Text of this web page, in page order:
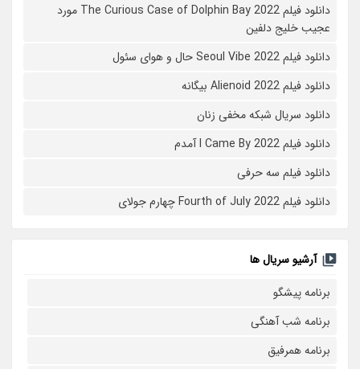
دانلود فیلم The Curious Case of Dolphin Bay 2022 مورد
عجیب خلیج دلفین
دانلود فیلم Seoul Vibe 2022 حال و هوای سئول
دانلود فیلم Alienoid 2022 بیگانه
دانلود سریال شبکه مخفی زنان
دانلود فیلم I Came By 2022 آمدم
دانلود فیلم سه حرفی
دانلود فیلم Fourth of July 2022 چهارم جولای
آرشیو سریال ها
برنامه پیشگو
برنامه شب آهنگی
برنامه همرفیق